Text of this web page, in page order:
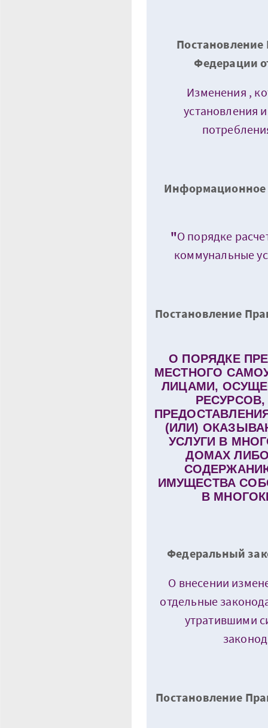
Постановление
Федерации
Изменения ,
установления
Информационное
"О порядке
коммунальные
Постановление
О ПОРЯДКЕ
МЕСТНОГО
ЛИЦАМИ,
(ИЛИ)
УСЛУГИ В
ДОМАХ
ИМУЩЕСТВА
В
Федеральный
О внесении
отдельные
утратившими
Постановление